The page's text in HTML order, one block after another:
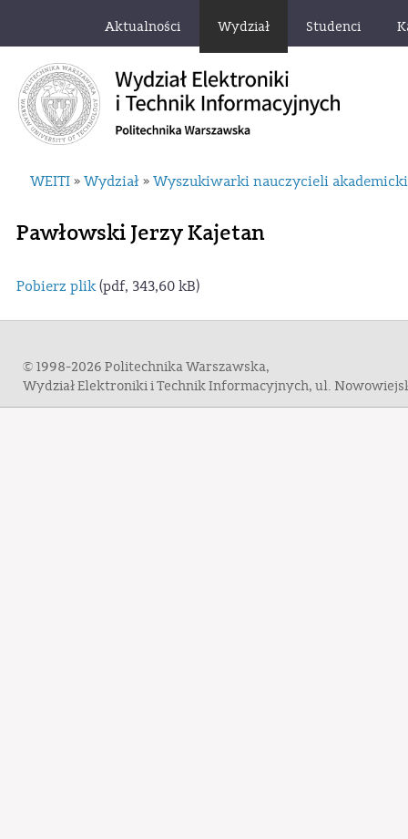
Aktualności Wydział Studenci
WEITI » Wydział » Wyszukiwarki nauczycieli
Pawłowski Jerzy Kajetan
Pobierz plik(pdf, 343,60 kB)
© 1998-2026 Politechnika Warszawska,
Wydział Elektroniki i Technik Informacyjnych, ul.